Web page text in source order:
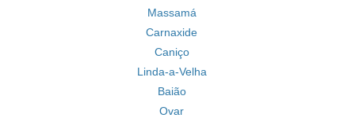
Massamá
Carnaxide
Caniço
Linda-a-Velha
Baião
Ovar